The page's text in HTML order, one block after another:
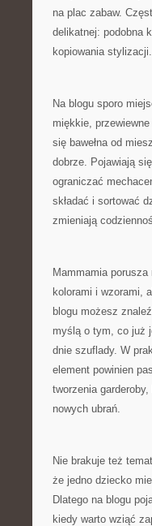
na plac zabaw.
delikatnej: podobna
kopiowania stylizacji.
Na blogu sporo
miękkie,
się bawełna od
dobrze. Pojawiają
ograniczać
składać i sortować
zmieniają
Mammamia
kolorami i wzorami,
blogu możesz
myślą o tym, co już
dnie szuflady. W
element powinien
tworzenia
nowych ubrań.
Nie brakuje też
że jedno dziecko
Dlatego na blogu
kiedy warto wziąć